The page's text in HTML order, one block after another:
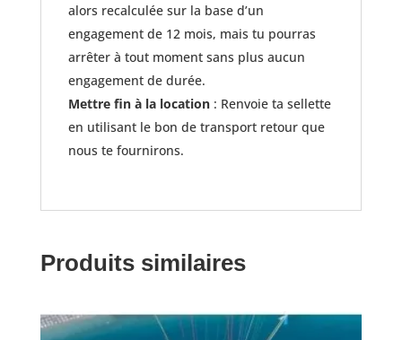
alors recalculée sur la base d’un
engagement de 12 mois, mais tu pourras
arrêter à tout moment sans plus aucun
engagement de durée.
Mettre fin à la location: Renvoie ta sellette
en utilisant le bon de transport retour que
nous te fournirons.
Produits similaires